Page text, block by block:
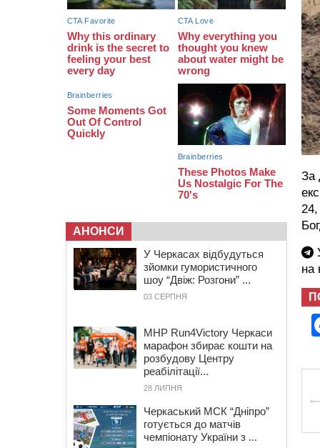
За
на
грози, зливи, град та шквали до 22
м/с
АНОНСИ
У Черкасах відбудуться
зйомки гумористичного
шоу “Двіж: Розгони” ...
03 СЕРПНЯ
MHP Run4Victory Черкаси
марафон збирає кошти на
розбудову Центру
реабілітації...
28 ЛИПНЯ
Черкаський МСК “Дніпро”
готується до матчів
чемпіонату України з ...